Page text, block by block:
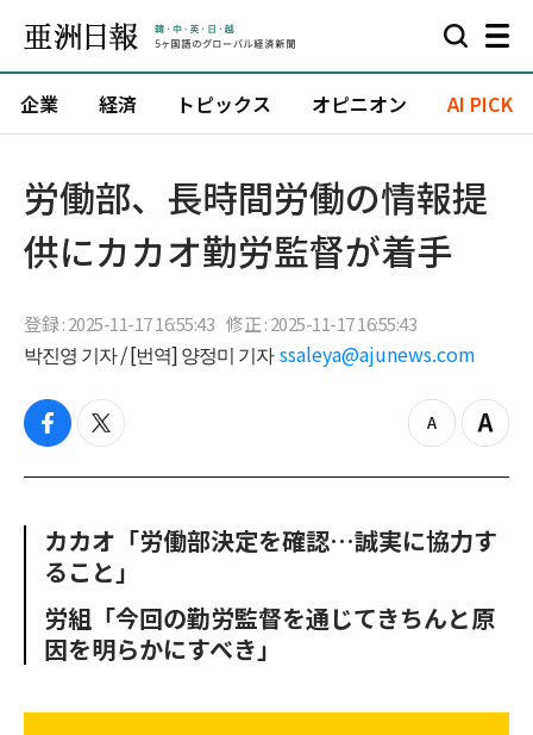
企業 経済 トピックス オピニオン AI PICK
労働部、長時間労働の情報提
供にカカオ勤労監督が着手
登録 : 2025-11-17 16:55:43 修正 : 2025-11-17 16:55:43
박진영 기자 / [번역] 양정미 기자 ssaleya@ajunews.com
f
c
o
o
t
i
e
r
z
o
u
Z
o
n
カカオ「労働部決定を確認…誠実に協力す
ること」
労組「今回の勤労監督を通じてきちんと原
因を明らかにすべき」